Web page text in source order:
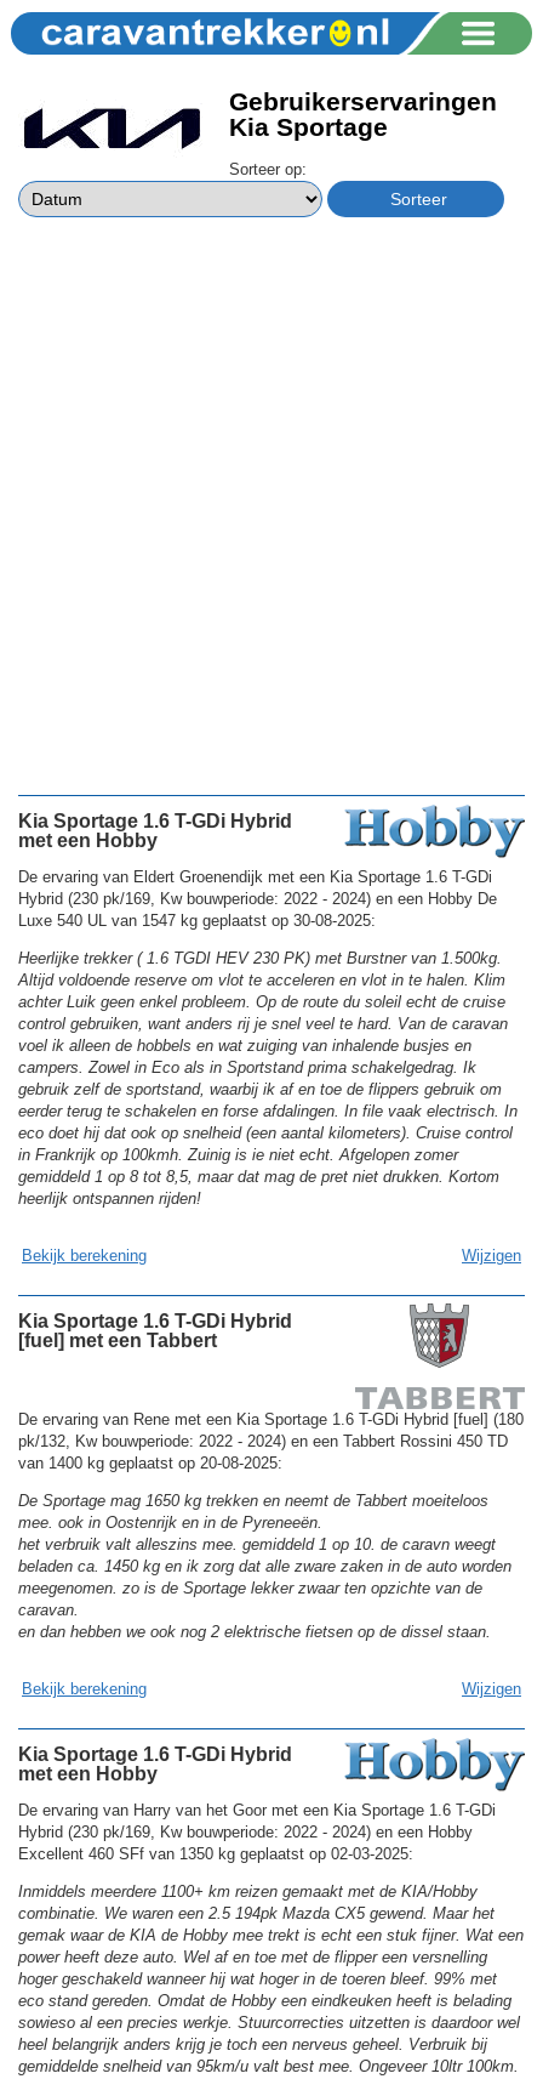
Gebruikerservaringen
Kia Sportage
Sorteer op:
Kia Sportage 1.6 T-GDi Hybrid
met een Hobby
De ervaring van Eldert Groenendijk met een Kia Sportage 1.6 T-GDi
Hybrid (230 pk/169, Kw bouwperiode: 2022 - 2024) en een Hobby De
Luxe 540 UL van 1547 kg geplaatst op 30-08-2025:
Heerlijke trekker ( 1.6 TGDI HEV 230 PK) met Burstner van 1.500kg.
Altijd voldoende reserve om vlot te acceleren en vlot in te halen. Klim
achter Luik geen enkel probleem. Op de route du soleil echt de cruise
control gebruiken, want anders rij je snel veel te hard. Van de caravan
voel ik alleen de hobbels en wat zuiging van inhalende busjes en
campers. Zowel in Eco als in Sportstand prima schakelgedrag. Ik
gebruik zelf de sportstand, waarbij ik af en toe de flippers gebruik om
eerder terug te schakelen en forse afdalingen. In file vaak electrisch. In
eco doet hij dat ook op snelheid (een aantal kilometers). Cruise control
in Frankrijk op 100kmh. Zuinig is ie niet echt. Afgelopen zomer
gemiddeld 1 op 8 tot 8,5, maar dat mag de pret niet drukken. Kortom
heerlijk ontspannen rijden!
Bekijk berekening Wijzigen
Kia Sportage 1.6 T-GDi Hybrid
[fuel] met een Tabbert
De ervaring van Rene met een Kia Sportage 1.6 T-GDi Hybrid [fuel] (180
pk/132, Kw bouwperiode: 2022 - 2024) en een Tabbert Rossini 450 TD
van 1400 kg geplaatst op 20-08-2025:
De Sportage mag 1650 kg trekken en neemt de Tabbert moeiteloos
mee. ook in Oostenrijk en in de Pyreneeën.
het verbruik valt alleszins mee. gemiddeld 1 op 10. de caravn weegt
beladen ca. 1450 kg en ik zorg dat alle zware zaken in de auto worden
meegenomen. zo is de Sportage lekker zwaar ten opzichte van de
caravan.
en dan hebben we ook nog 2 elektrische fietsen op de dissel staan.
Bekijk berekening Wijzigen
Kia Sportage 1.6 T-GDi Hybrid
met een Hobby
De ervaring van Harry van het Goor met een Kia Sportage 1.6 T-GDi
Hybrid (230 pk/169, Kw bouwperiode: 2022 - 2024) en een Hobby
Excellent 460 SFf van 1350 kg geplaatst op 02-03-2025:
Inmiddels meerdere 1100+ km reizen gemaakt met de KIA/Hobby
combinatie. We waren een 2.5 194pk Mazda CX5 gewend. Maar het
gemak waar de KIA de Hobby mee trekt is echt een stuk fijner. Wat een
power heeft deze auto. Wel af en toe met de flipper een versnelling
hoger geschakeld wanneer hij wat hoger in de toeren bleef. 99% met
eco stand gereden. Omdat de Hobby een eindkeuken heeft is belading
sowieso al een precies werkje. Stuurcorrecties uitzetten is daardoor wel
heel belangrijk anders krijg je toch een nerveus geheel. Verbruik bij
gemiddelde snelheid van 95km/u valt best mee. Ongeveer 10ltr 100km.